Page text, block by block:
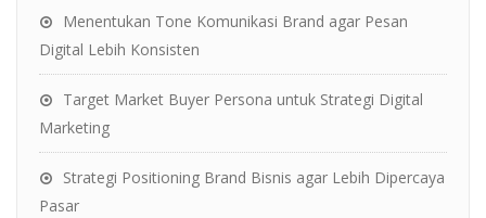
Menentukan Tone Komunikasi Brand agar Pesan
Digital Lebih Konsisten
Target Market Buyer Persona untuk Strategi Digital
Marketing
Strategi Positioning Brand Bisnis agar Lebih Dipercaya
Pasar